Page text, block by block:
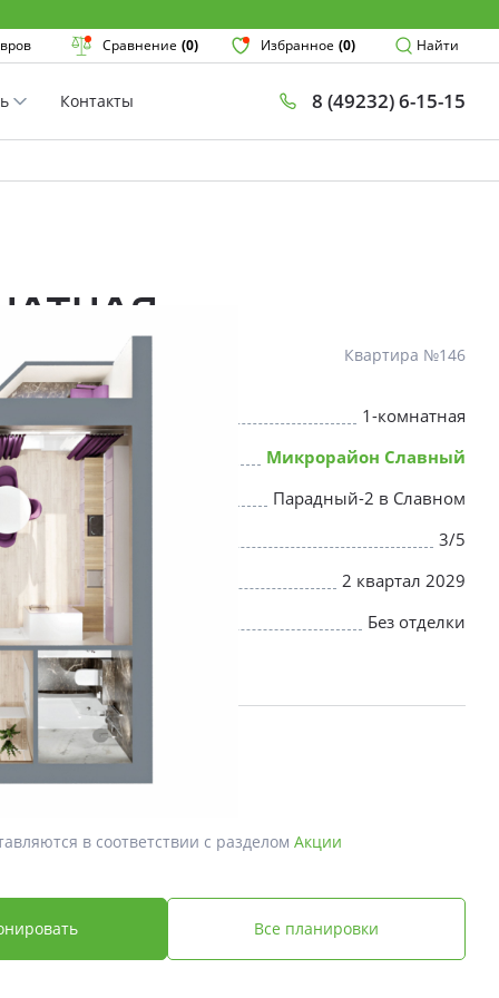
Сравнение (0) Избранное (0) Найти
Контакты 8 (49232) 6-15-15
×
Поиск
Квартира №146
1-комнатная
Микрорайон Славный
Парадный-2 в Славном
3/5
2 квартал 2029
Без отделки
*
в соответствии с разделом Акции
Все планировки
* Скидки предоставляются в